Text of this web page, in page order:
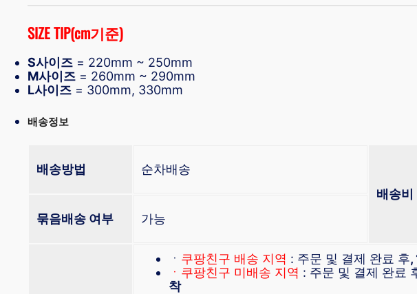
SIZE TIP(cm기준)
S사이즈 = 220mm ~ 250mm
M사이즈 = 260mm ~ 290mm
L사이즈 = 300mm, 330mm
배송정보
배송방법
순차배송
배송비
묶음배송 여부 가능
ㆍ 쿠팡친구 배송 지역 : 주문 및 결제 완료 후,
ㆍ쿠팡친구 미배송 지역 : 주문 및 결제 완료
착